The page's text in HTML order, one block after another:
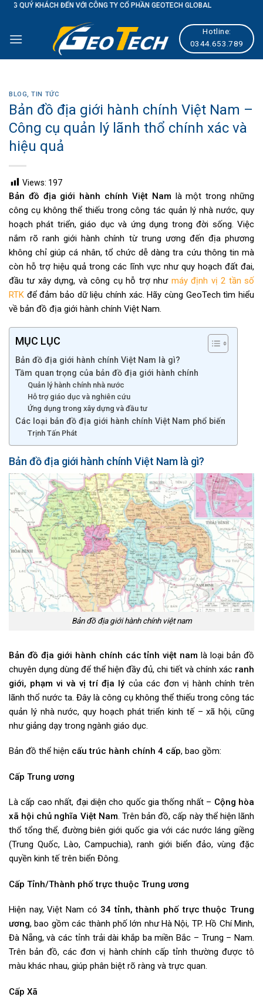
Skip
content
VỚI CÔNG TY CỔ PHẦN GEOTECH GLOBAL
Hotline:
0344.653.789
BLOG,TIN TỨC
Bản đồ địa giới hành chính Việt Nam –
Công cụ quản lý lãnh thổ chính xác và
hiệu quả
Views: 197
Bản đồ địa giới hành chính Việt Nam là một trong những
công cụ không thể thiếu trong công tác quản lý nhà nước, quy
hoạch phát triển, giáo dục và ứng dụng trong đời sống. Việc
nắm rõ ranh giới hành chính từ trung ương đến địa phương
không chỉ giúp cá nhân, tổ chức dễ dàng tra cứu thông tin mà
còn hỗ trợ hiệu quả trong các lĩnh vực như quy hoạch đất đai,
đầu tư xây dựng, và công cụ hỗ trợ như máy định vị 2 tần số
RTK để đảm bảo dữ liệu chính xác. Hãy cùng GeoTech tìm hiểu
về bản đồ địa giới hành chính Việt Nam.
MỤC LỤC
Bản đồ địa giới hành chính Việt Nam là gì?
Tầm quan trọng của bản đồ địa giới hành chính
Quản lý hành chính nhà nước
Hỗ trợ giáo dục và nghiên cứu
Ứng dụng trong xây dựng và đầu tư
Các loại bản đồ địa giới hành chính Việt Nam phổ biến
Trịnh Tấn Phát
Bản đồ địa giới hành chính Việt Nam là gì?
Bản đồ địa giới hành chính việt nam
Bản đồ địa giới hành chính các tỉnh việt nam là loại bản đồ
chuyên dụng dùng để thể hiện đầy đủ, chi tiết và chính xác ranh
giới, phạm vi và vị trí địa lýcủa các đơn vị hành chính trên
lãnh thổ nước ta. Đây là công cụ không thể thiếu trong công tác
quản lý nhà nước, quy hoạch phát triển kinh tế – xã hội, cũng
như giảng dạy trong ngành giáo dục.
Bản đồ thể hiện cấu trúc hành chính 4 cấp, bao gồm:
Cấp Trung ương
Là cấp cao nhất, đại diện cho quốc gia thống nhất – Cộng hòa
xã hội chủ nghĩa Việt Nam. Trên bản đồ, cấp này thể hiện lãnh
thổ tổng thể, đường biên giới quốc gia với các nước láng giềng
(Trung Quốc, Lào, Campuchia), ranh giới biển đảo, vùng đặc
quyền kinh tế trên biển Đông.
Cấp Tỉnh/Thành phố trực thuộc Trung ương
Hiện nay, Việt Nam có 34 tỉnh, thành phố trực thuộc Trung
ương, bao gồm các thành phố lớn như Hà Nội, TP. Hồ Chí Minh,
Đà Nẵng, và các tỉnh trải dài khắp ba miền Bắc – Trung – Nam.
Trên bản đồ, các đơn vị hành chính cấp tỉnh thường được tô
màu khác nhau, giúp phân biệt rõ ràng và trực quan.
Cấp Xã